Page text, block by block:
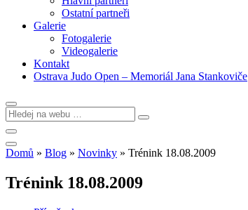
Ostatní partneři
Galerie
Fotogalerie
Videogalerie
Kontakt
Ostrava Judo Open – Memoriál Jana Stankoviče
Domů » Blog » Novinky » Trénink 18.08.2009
Trénink 18.08.2009